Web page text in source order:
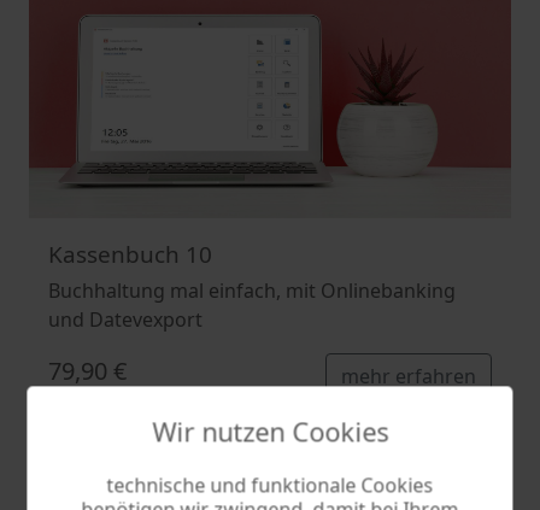
Wir nutzen Cookies
technische und funktionale Cookies
Kassenbuch 10
Buchhaltung mal einfach, mit Onlinebanking
und Datevexport
79,90 € mehr erfahren